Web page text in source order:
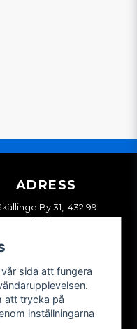
ADRESS
By 31, 432 99
Skällinge
sida att fungera
att trycka på
inställningarna